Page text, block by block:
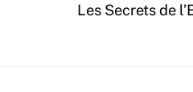
Les Secrets de